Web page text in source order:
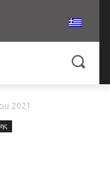
2021